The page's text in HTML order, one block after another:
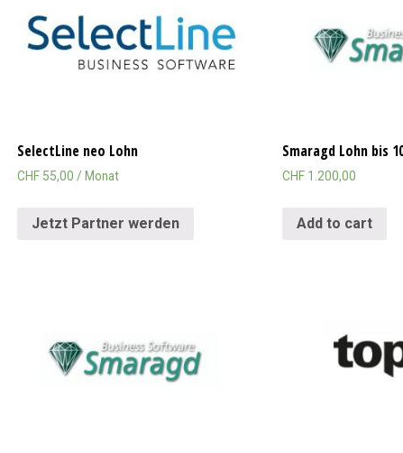
SelectLine neo Lohn
CHF55,00 / Monat
Jetzt Partner werden
Smaragd Lohn bis
CHF 1.200,00
Add to cart